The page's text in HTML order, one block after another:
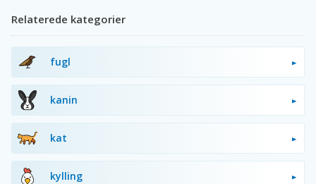
Relaterede kategorier
fugl
kanin
kat
kylling